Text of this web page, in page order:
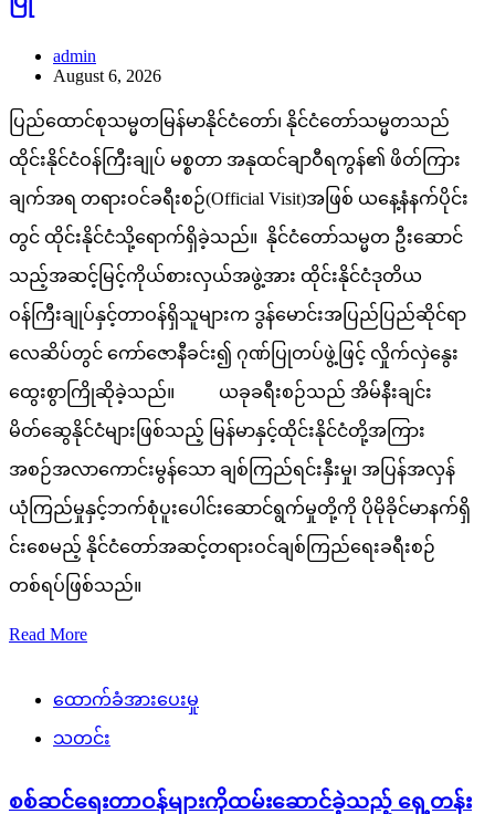
admin
August 6, 2026
ပြည်ထောင်စုသမ္မတမြန်မာနိုင်ငံတော်၊ နိုင်ငံတော်သမ္မတသည်
ထိုင်းနိုင်ငံဝန်ကြီးချုပ် မစ္စတာ အနုထင်ချာဝီရကွန်၏ ဖိတ်ကြား
ချက်အရ တရားဝင်ခရီးစဉ်(Official Visit)အဖြစ် ယနေ့နံနက်ပိုင်း
တွင် ထိုင်းနိုင်ငံသို့ရောက်ရှိခဲ့သည်။ နိုင်ငံတော်သမ္မတ ဦးဆောင်
သည့်အဆင့်မြင့်ကိုယ်စားလှယ်အဖွဲ့အား ထိုင်းနိုင်ငံဒုတိယ
ဝန်ကြီးချုပ်နှင့်တာဝန်ရှိသူများက ဒွန်မောင်းအပြည်ပြည်ဆိုင်ရာ
လေဆိပ်တွင် ကော်ဇောနီခင်း၍ ဂုဏ်ပြုတပ်ဖွဲ့ဖြင့် လှိုက်လှဲနွေး
ထွေးစွာကြိုဆိုခဲ့သည်။ ယခုခရီးစဉ်သည် အိမ်နီးချင်း
မိတ်ဆွေနိုင်ငံများဖြစ်သည့် မြန်မာနှင့်ထိုင်းနိုင်ငံတို့အကြား
အစဉ်အလာကောင်းမွန်သော ချစ်ကြည်ရင်းနှီးမှု၊ အပြန်အလှန်
ယုံကြည်မှုနှင့်ဘက်စုံပူးပေါင်းဆောင်ရွက်မှုတို့ကို ပိုမိုခိုင်မာနက်ရှိ
င်းစေမည့် နိုင်ငံတော်အဆင့်တရားဝင်ချစ်ကြည်ရေးခရီးစဉ်
တစ်ရပ်ဖြစ်သည်။
Read More
ထောက်ခံအားပေးမှု
သတင်း
စစ်ဆင်ရေးတာဝန်များကိုထမ်းဆောင်ခဲ့သည့် ရှေ့တန်း